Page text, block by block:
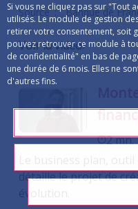
Si vous ne cliquez pas sur "Tout
utilisés. Le module de gestion
retirer votre consentement, soit
pouvez retrouver ce module à
de confidentialité" en bas de
une durée de 6 mois. Elles ne
d'autres fins.
Source Banque de
Voir la vidéo
2 mn.
Le business plan,
détaille le projet de